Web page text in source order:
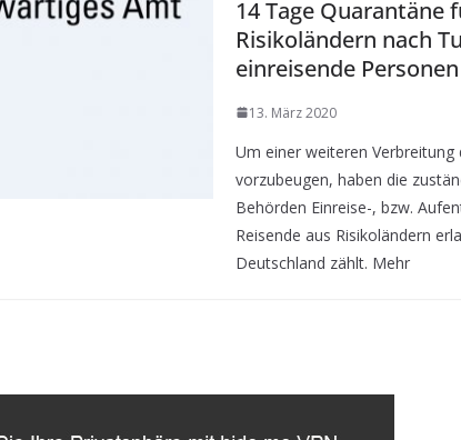
14 Tage Quarantäne
Risikoländern nach
einreisende Personen
13. März 2020
Um einer weiteren Verbreitung
vorzubeugen, haben die
Behörden Einreise-, bzw.
Reisende aus Risikoländern
Deutschland zählt. Mehr